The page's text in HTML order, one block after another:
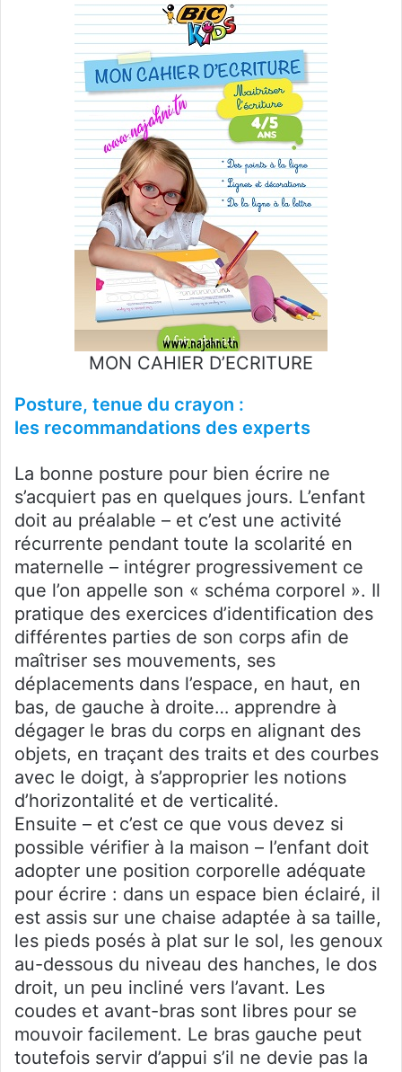
MON CAHIER D’ECRITURE
Posture, tenue du crayon :
les recommandations des experts
La bonne posture pour bien écrire ne
s’acquiert pas en quelques jours. L’enfant
doit au préalable – et c’est une activité
récurrente pendant toute la scolarité en
maternelle – intégrer progressivement ce
que l’on appelle son « schéma corporel ». Il
pratique des exercices d’identification des
différentes parties de son corps afin de
maîtriser ses mouvements, ses
déplacements dans l’espace, en haut, en
bas, de gauche à droite… apprendre à
dégager le bras du corps en alignant des
objets, en traçant des traits et des courbes
avec le doigt, à s’approprier les notions
d’horizontalité et de verticalité.
Ensuite – et c’est ce que vous devez si
possible vérifier à la maison – l’enfant doit
adopter une position corporelle adéquate
pour écrire : dans un espace bien éclairé, il
est assis sur une chaise adaptée à sa taille,
les pieds posés à plat sur le sol, les genoux
au-dessous du niveau des hanches, le dos
droit, un peu incliné vers l’avant. Les
coudes et avant-bras sont libres pour se
mouvoir facilement. Le bras gauche peut
toutefois servir d’appui s’il ne devie pas la